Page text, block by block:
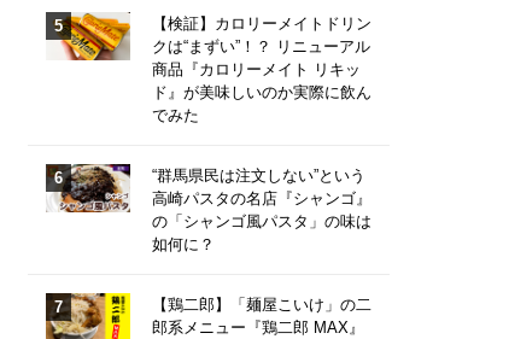
【検証】カロリーメイトドリン
クは“まずい”！？ リニューアル
商品『カロリーメイト リキッ
ド』が美味しいのか実際に飲ん
でみた
“群馬県民は注文しない”という
高崎パスタの名店『シャンゴ』
の「シャンゴ風パスタ」の味は
如何に？
【鶏二郎】「麺屋こいけ」の二
郎系メニュー『鶏二郎 MAX』